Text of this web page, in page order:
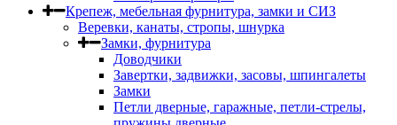
Крепеж, мебельная фурнитура, замки и СИЗ
Веревки, канаты, стропы, шнурка
Замки, фурнитура
Доводчики
Завертки, задвижки, засовы, шпингалеты
Замки
Петли дверные, гаражные, петли-стрелы,